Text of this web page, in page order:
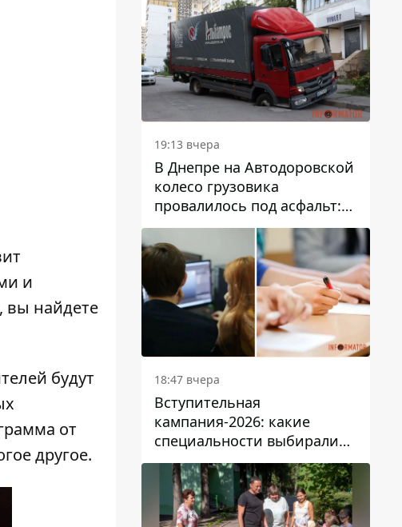
и
вы найдете
будут
от
другое.
19:13 вчера
В Днепре на Автодоровской
колесо грузовика
провалилось под асфальт:
движение заблокировано
18:47 вчера
Вступительная
кампания-2026: какие
специальности выбирали
абитуриенты в Украине